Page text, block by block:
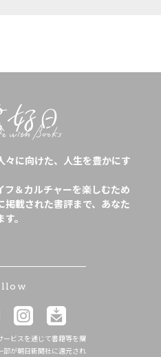
に向けた、人生を豊かにす
＆カルチャーを楽しむため
載された書評まで、あなた
。
ービスを通じて書籍等を購
部が朝日新聞社に還元され